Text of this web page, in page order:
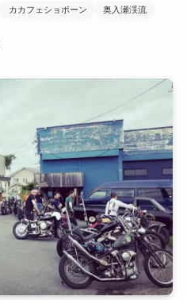
カカフェショボーン
奥入瀬渓流